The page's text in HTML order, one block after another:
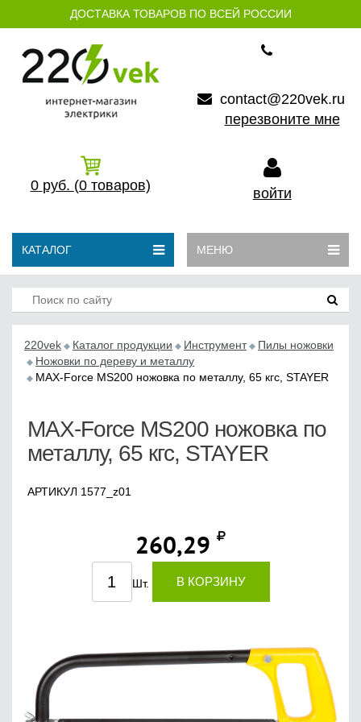
ДОСТАВКА ТОВАРОВ ПО ВСЕЙ РОССИИ
contact@220vek.ru
перезвоните мне
0 руб. (0 товаров) войти
КАТАЛОГ МЕНЮ
220vek Каталог продукции Инструмент
Пилы ножовки
Ножовки по дереву и металлу
MAX-Force MS200 ножовка по металлу, 65 кгс, STAYER
MAX-Force MS200 ножовка по
металлу, 65 кгс, STAYER
АРТИКУЛ 1577_z01
260,29
Шт. В КОРЗИНУ